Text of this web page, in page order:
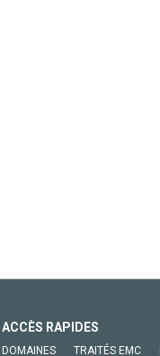
ACCÈS RAPIDES
DOMAINES TRAITÉS EMC